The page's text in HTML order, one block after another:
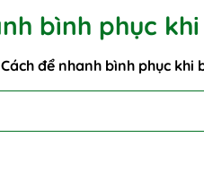
bình phục
để nhanh bình phục khi